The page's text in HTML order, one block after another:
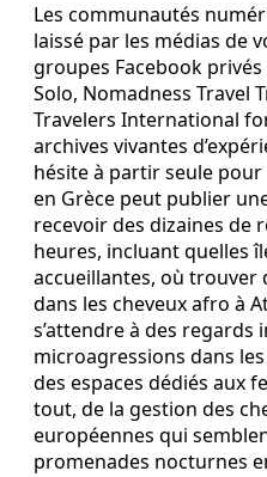
Les communautés
laissé par les médias de
groupes Facebook
Solo, Nomadness Travel
Travelers International
archives vivantes
hésite à partir seule pour
en Grèce peut publier
recevoir des dizaines de
heures, incluant quelles
accueillantes, où trouver
dans les cheveux afro à
s’attendre à des regards
microagressions dans
des espaces dédiés aux
tout, de la gestion des
européennes qui
promenades nocturnes